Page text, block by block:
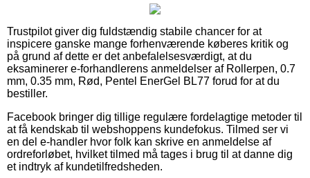
Trustpilot giver dig fuldstændig stabile chancer for at
inspicere ganske mange forhenværende køberes kritik og
på grund af dette er det anbefalelsesværdigt, at du
eksaminerer e-forhandlerens anmeldelser af Rollerpen, 0.7
mm, 0.35 mm, Rød, Pentel EnerGel BL77 forud for at du
bestiller.
Facebook bringer dig tillige regulære fordelagtige metoder til
at få kendskab til webshoppens kundefokus. Tilmed ser vi
en del e-handler hvor folk kan skrive en anmeldelse af
ordreforløbet, hvilket tilmed må tages i brug til at danne dig
et indtryk af kundetilfredsheden.